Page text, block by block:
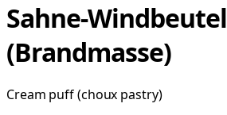
Sahne-Windbeutel
(Brandmasse)
Cream puff (choux pastry)